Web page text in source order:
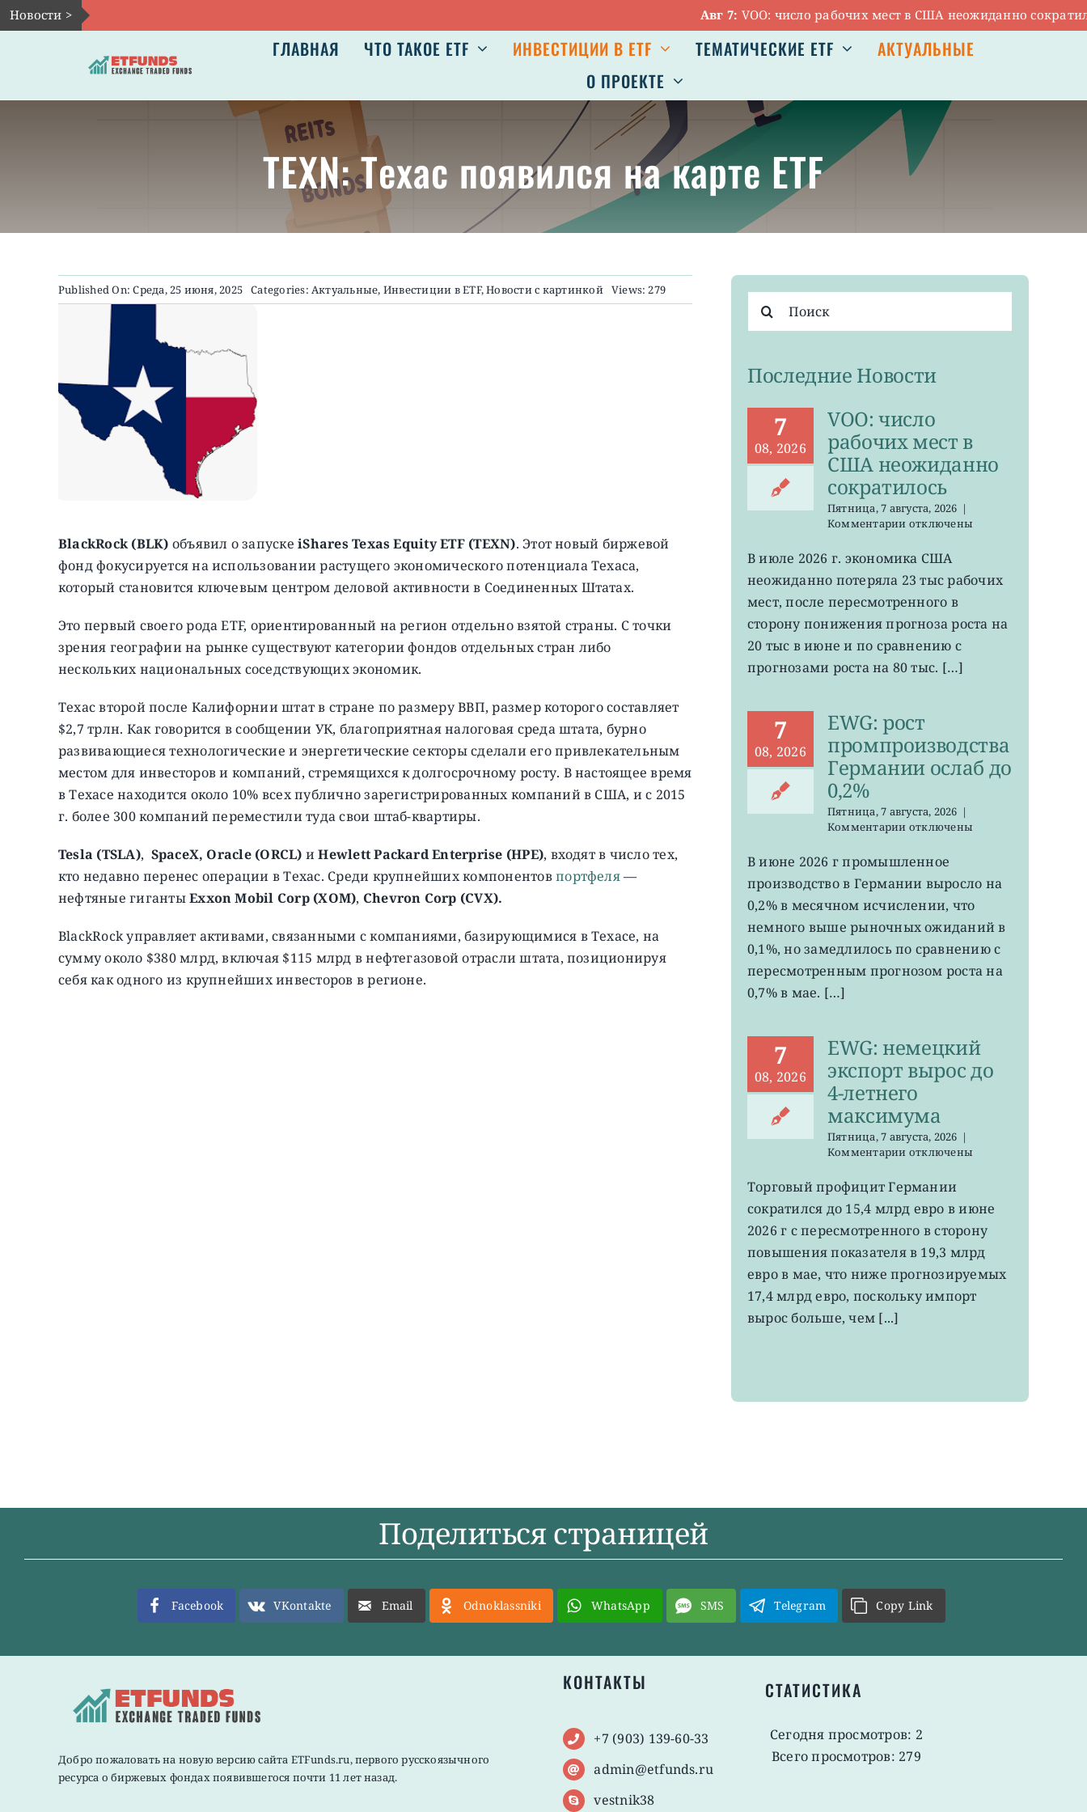
Skip
to
Новости > Авг 7:VOO: число рабочих мест в США неожиданно сократилось
ГЛАВНАЯ ЧТО ТАКОЕ ETF ИНВЕСТИЦИИ В ETF ТЕМАТИЧЕСКИЕ ETF
АКТУАЛЬНЫЕ
О ПРОЕКТЕ
TEXN: Tехас появился на карте ETF
Published On: Среда, 25 июня, 2025 Categories:Актуальные, Инвестиции в ETF,Новости с картинкой Views: 279
BlackRock (BLK) объявил о запускеiShares Texas Equity ETF (TEXN). Этот новый биржевой
фонд фокусируется на использовании растущего экономического потенциала Техаса,
который становится ключевым центром деловой активности в Соединенных Штатах.
Это первый своего рода ETF, ориентированный на регион отдельно взятой страны. С точки
зрения географии на рынке существуют категории фондов отдельных стран либо
нескольких национальных соседствующих экономик.
Техас второй после Калифорнии штат в стране по размеру ВВП, размер которого составляет
$2,7 трлн. Как говорится в сообщении УК, благоприятная налоговая среда штата, бурно
развивающиеся технологические и энергетические секторы сделали его привлекательным
местом для инвесторов и компаний, стремящихся к долгосрочному росту. В настоящее время
в Техасе находится около 10% всех публично зарегистрированных компаний в США, и с 2015
г. более 300 компаний переместили туда свои штаб-квартиры.
Tesla (TSLA), SpaceX, Oracle (ORCL) иHewlett Packard Enterprise (HPE), входят в число тех,
кто недавно перенес операции в Техас. Среди крупнейших компонентовпортфеля—
нефтяные гигантыExxon Mobil Corp (XOM), Chevron Corp (CVX).
BlackRock управляет активами, связанными с компаниями, базирующимися в Техасе, на
сумму около $380 млрд, включая $115 млрд в нефтегазовой отрасли штата, позиционируя
себя как одного из крупнейших инвесторов в регионе.
поиска:
Последние Новости
7
08, 2026
VOO: число
рабочих мест в
США неожиданно
сократилось
Пятница, 7 августа, 2026 |
Комментариик
VOO:
рабочих
мест
США
неожиданно
сократилось
отключены
В июле 2026 г. экономика США
неожиданно потеряла 23 тыс рабочих
мест, после пересмотренного в
сторону понижения прогноза роста на
20 тыс в июне и по сравнению с
прогнозами роста на 80 тыс. […]
7
08, 2026
EWG: рост
промпроизводства
Германии ослаб до
0,2%
Пятница, 7 августа, 2026 |
Комментариик
EWG:
рост
промпроизводства
Германии
до
0,2%
отключены
В июне 2026 г промышленное
производство в Германии выросло на
0,2% в месячном исчислении, что
немного выше рыночных ожиданий в
0,1%, но замедлилось по сравнению с
пересмотренным прогнозом роста на
0,7% в мае. […]
7
08, 2026
EWG: немецкий
экспорт вырос до
4-летнего
максимума
Пятница, 7 августа, 2026 |
Комментариик
EWG:
немецкий
экспорт
вырос
4-
летнего
отключены
Торговый профицит Германии
сократился до 15,4 млрд евро в июне
2026 г с пересмотренного в сторону
повышения показателя в 19,3 млрд
евро в мае, что ниже прогнозируемых
17,4 млрд евро, поскольку импорт
вырос больше, чем [...]
Поделиться страницей
Facebook VKontakte Email Odnoklassniki WhatsApp SMS Telegram Copy Link
Добро пожаловать на новую версию сайта ETFunds.ru, первого русскоязычного
ресурса о биржевых фондах появившегося почти 11 лет назад.
КОНТАКТЫ
+7 (903) 139-60-33
admin@etfunds.ru
vestnik38
СТАТИСТИКА
Сегодня просмотров: 2
Всего просмотров: 279